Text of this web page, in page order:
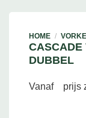
HOME /
CASCADE
DUBBEL
Vanaf prijs